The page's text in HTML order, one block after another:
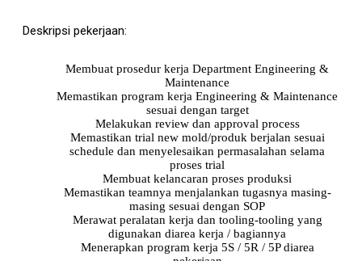
Deskripsi pekerjaan:
Membuat prosedur kerja Department Engineering &
Maintenance
Memastikan program kerja Engineering & Maintenance
sesuai dengan target
Melakukan review dan approval process
Memastikan trial new mold/produk berjalan sesuai
schedule dan menyelesaikan permasalahan selama
proses trial
Membuat kelancaran proses produksi
Memastikan teamnya menjalankan tugasnya masing-
masing sesuai dengan SOP
Merawat peralatan kerja dan tooling-tooling yang
digunakan diarea kerja / bagiannya
Menerapkan program kerja 5S / 5R / 5P diarea